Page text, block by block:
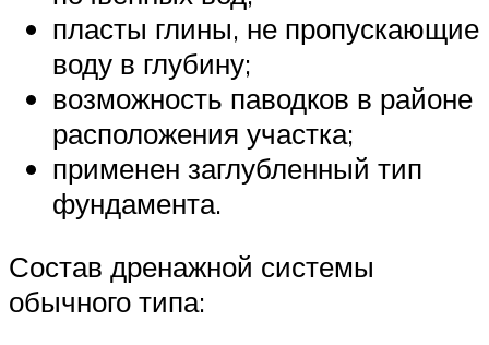
пласты глины, не пропускающие
воду в глубину;
возможность паводков в районе
расположения участка;
применен заглубленный тип
фундамента.
Состав дренажной системы
обычного типа: